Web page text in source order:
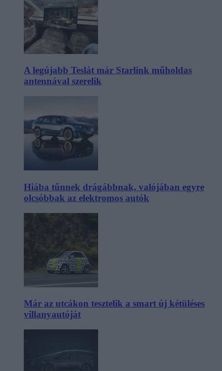
A legújabb Teslát már Starlink műholdas
antennával szerelik
Hiába tűnnek drágábbnak, valójában egyre
olcsóbbak az elektromos autók
Már az utcákon tesztelik a smart új kétüléses
villanyautóját